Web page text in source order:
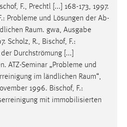
F., Prechtl [...] 168-173, 1997.
Probleme und Lösungen der Ab­
Raum. gwa, Ausgabe
Scholz, R., Bischof, F.:
Durchströmung [...]
ATZ-Seminar „Probleme und
im länd­lichen Raum“,
1996. Bischof, F.:
mit im­mo­bi­li­sier­ten